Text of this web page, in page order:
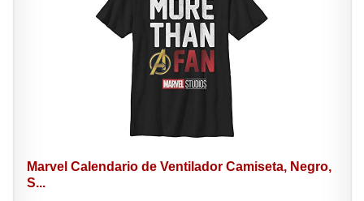
Marvel Calendario de Ventilador Camiseta, Negro,
S...